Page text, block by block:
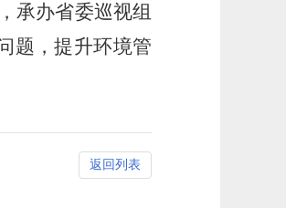
承办省委巡视组
题，提升环境管
返回列表